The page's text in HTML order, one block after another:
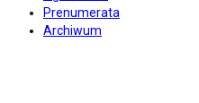
Prenumerata
Archiwum